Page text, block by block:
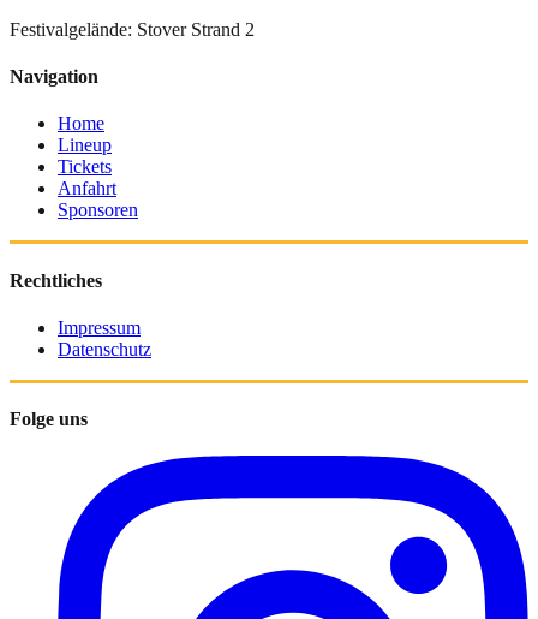
Festivalgelände: Stover Strand 2
Navigation
Home
Lineup
Tickets
Anfahrt
Sponsoren
Rechtliches
Impressum
Datenschutz
Folge uns